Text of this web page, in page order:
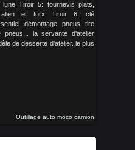
Tiroir 5: tournevis plats,
allen et torx Tiroir 6: clé
démontage pneus tire
pneus... la servante d'atelier
de desserte d'atelier. le plus
Outillage auto moco camion